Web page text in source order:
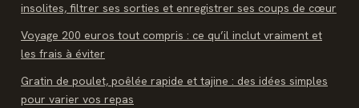
insolites, filtrer ses sorties et enregistrer ses coups de cœur
Voyage 200 euros tout compris : ce qu’il inclut vraiment et
les frais à éviter
Gratin de poulet, poêlée rapide et tajine : des idées simples
pour varier vos repas